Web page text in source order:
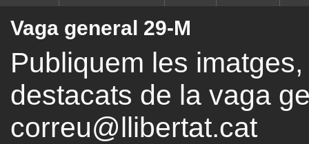
Vaga general 29-M
Publiquem les
destacats de la vaga
correu@llibertat.cat